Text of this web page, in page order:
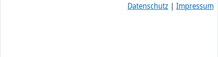
Datenschutz | Impressum